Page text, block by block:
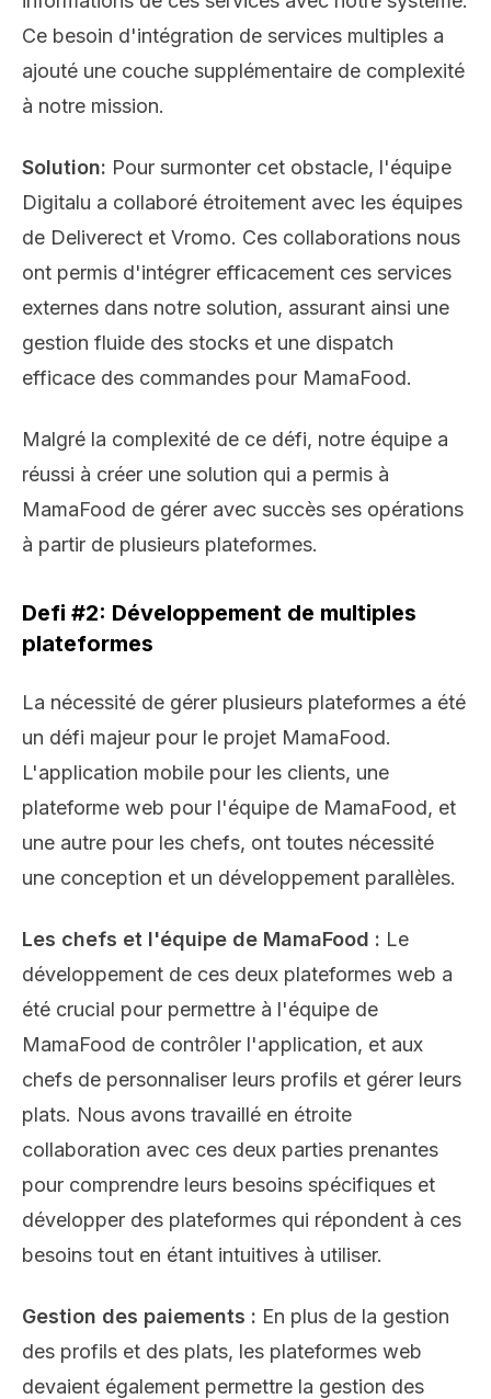
Ce besoin d'intégration de services multiples a
ajouté une couche supplémentaire de complexité
à notre mission.
Solution: Pour surmonter cet obstacle, l'équipe
Digitalu a collaboré étroitement avec les équipes
de Deliverect et Vromo. Ces collaborations nous
ont permis d'intégrer efficacement ces services
externes dans notre solution, assurant ainsi une
gestion fluide des stocks et une dispatch
efficace des commandes pour MamaFood.
Malgré la complexité de ce défi, notre équipe a
réussi à créer une solution qui a permis à
MamaFood de gérer avec succès ses opérations
à partir de plusieurs plateformes.
Defi #2: Développement de multiples
plateformes
La nécessité de gérer plusieurs plateformes a été
un défi majeur pour le projet MamaFood.
L'application mobile pour les clients, une
plateforme web pour l'équipe de MamaFood, et
une autre pour les chefs, ont toutes nécessité
une conception et un développement parallèles.
Les chefs et l'équipe de MamaFood : Le
développement de ces deux plateformes web a
été crucial pour permettre à l'équipe de
MamaFood de contrôler l'application, et aux
chefs de personnaliser leurs profils et gérer leurs
plats. Nous avons travaillé en étroite
collaboration avec ces deux parties prenantes
pour comprendre leurs besoins spécifiques et
développer des plateformes qui répondent à ces
besoins tout en étant intuitives à utiliser.
Gestion des paiements : En plus de la gestion
des profils et des plats, les plateformes web
devaient également permettre la gestion des